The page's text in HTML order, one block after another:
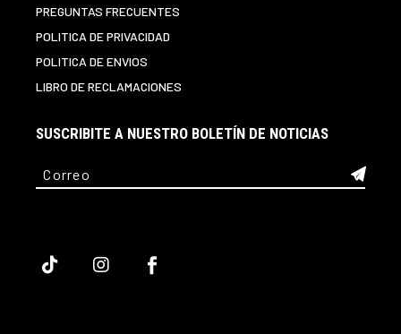
PREGUNTAS FRECUENTES
POLITICA DE PRIVACIDAD
POLITICA DE ENVIOS
LIBRO DE RECLAMACIONES
SUSCRIBITE A NUESTRO BOLETÍN DE NOTICIAS